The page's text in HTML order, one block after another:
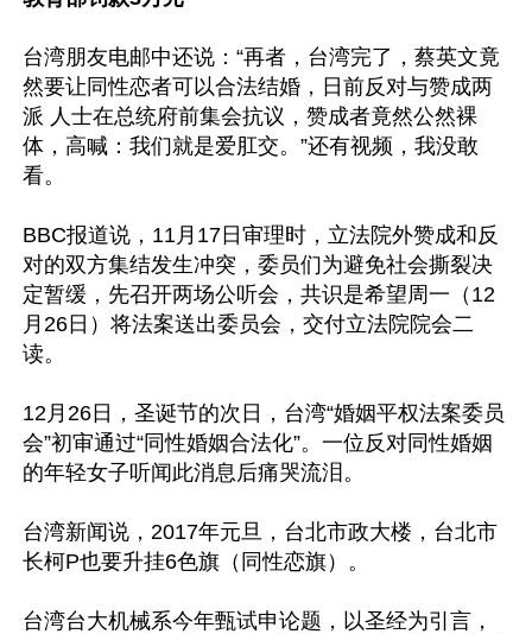
台湾朋友电邮中还说：“再者，台湾完了，蔡英文竟
然要让同性恋者可以合法结婚，日前反对与赞成两
派 人士在总统府前集会抗议，赞成者竟然公然裸
体，高喊：我们就是爱肛交。”还有视频，我没敢
看。
BBC报道说，11月17日审理时，立法院外赞成和反
对的双方集结发生冲突，委员们为避免社会撕裂决
定暂缓，先召开两场公听会，共识是希望周一（12
月26日）将法案送出委员会，交付立法院院会二
读。
12月26日，圣诞节的次日，台湾“婚姻平权法案委员
会”初审通过“同性婚姻合法化”。一位反对同性婚姻
的年轻女子听闻此消息后痛哭流泪。
台湾新闻说，2017年元旦，台北市政大楼，台北市
长柯P也要升挂6色旗（同性恋旗）。
台湾台大机械系今年甄试申论题，以圣经为引言，